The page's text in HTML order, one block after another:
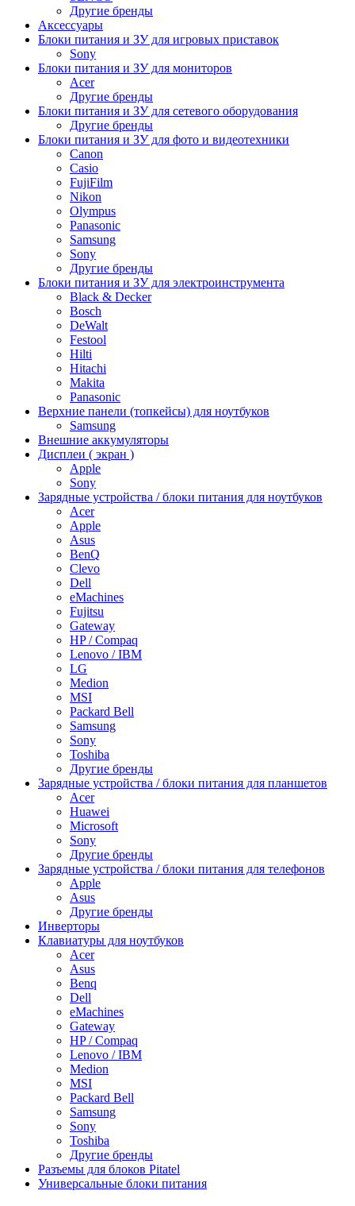
Другие бренды
Аксессуары
Блоки питания и ЗУ для игровых приставок
Sony
Блоки питания и ЗУ для мониторов
Acer
Другие бренды
Блоки питания и ЗУ для сетевого оборудования
Другие бренды
Блоки питания и ЗУ для фото и видеотехники
Canon
Casio
FujiFilm
Nikon
Olympus
Panasonic
Samsung
Sony
Другие бренды
Блоки питания и ЗУ для электроинструмента
Black & Decker
Bosch
DeWalt
Festool
Hilti
Hitachi
Makita
Panasonic
Верхние панели (топкейсы) для ноутбуков
Samsung
Внешние аккумуляторы
Дисплеи ( экран )
Apple
Sony
Зарядные устройства / блоки питания для ноутбуков
Acer
Apple
Asus
BenQ
Clevo
Dell
eMachines
Fujitsu
Gateway
HP / Compaq
Lenovo / IBM
LG
Medion
MSI
Packard Bell
Samsung
Sony
Toshiba
Другие бренды
Зарядные устройства / блоки питания для планшетов
Acer
Huawei
Microsoft
Sony
Другие бренды
Зарядные устройства / блоки питания для телефонов
Apple
Asus
Другие бренды
Инверторы
Клавиатуры для ноутбуков
Acer
Asus
Benq
Dell
eMachines
Gateway
HP / Compaq
Lenovo / IBM
Medion
MSI
Packard Bell
Samsung
Sony
Toshiba
Другие бренды
Разъемы для блоков Pitatel
Универсальные блоки питания